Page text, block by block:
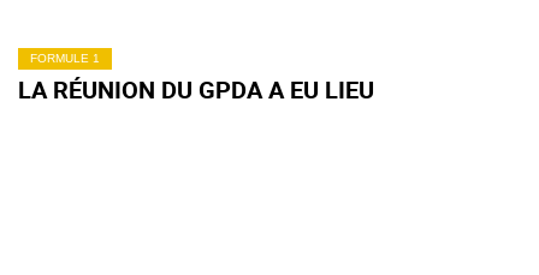
FORMULE 1
LA RÉUNION DU GPDA A EU LIEU